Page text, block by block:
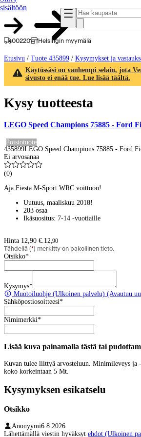
sisältöön
00220 Helsingin myymälä
Etusivu / Tuote 435899 / Kysymykset ja
Käytössäsi on vanhempi selain, jota
sivusto ei enää tue. Lue lisää täältä.
Kysy tuotteesta
LEGO Speed Champions 75885 - Ford
Poistotuote
435899LEGO Speed Champions 75885 - Ford
Ei arvosanaa
(0)
Aja Fiesta M-Sport WRC voittoon!
Uutuus, maaliskuu 2018!
203 osaa
Ikäsuositus: 7-14 -vuotiaille
Hinta 12,90 €. 12,90
Tähdellä (*) merkitty on pakollinen tieto.
Otsikko*
Kysymys*
Muotoiluohje (Ulkoinen palvelu) (Avautuu
Sähköpostiosoitteesi*
Nimimerkki*
Lisää kuva painamalla tästä tai
Kuvan tulee liittyä arvosteluun. Minimileveys ja
koko korkeintaan 5 Mt.
Kysymyksen esikatselu
Otsikko
Anonyymi6.8.2026
Lähettämällä viestin hyväksyt ehdot (Ulkoinen